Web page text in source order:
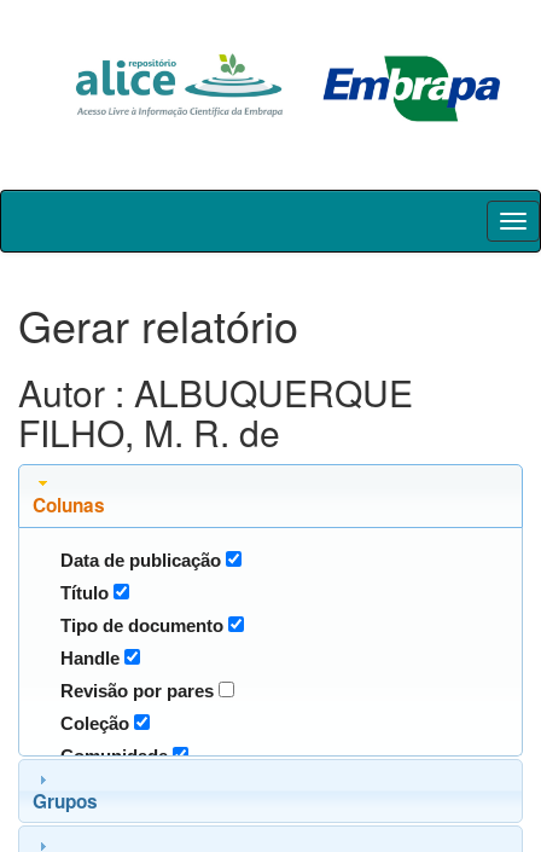
Skip
Gerar relatório
Autor : ALBUQUERQUE
FILHO, M. R. de
Colunas
Data de publicação
Título
Tipo de documento
Handle
Revisão por pares
Coleção
Comunidade
Grupos